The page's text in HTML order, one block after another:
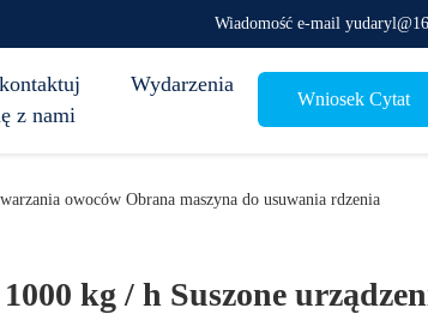
Wiadomość e-mail
z nami
Wydarzenia
Wniosek Cytat
owoców Obrana maszyna do usuwania rdzenia
1000 kg / h Suszone